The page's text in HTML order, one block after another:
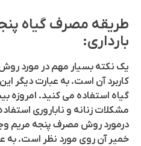
طریقه مصرف گیاه
بارداری:
یک نکته بسیار مهم در مورد
کاربرد آن است. به عبارت دیگر
گیاه استفاده می کنید. امروزه
مشکلات زنانه و ناباروری
درمورد روش مصرف پنجه مریم
خمیر آن روی مورد نظر است. به